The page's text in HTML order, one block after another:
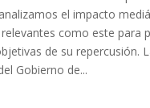
el impacto
como este para
de su repercusión.
Gobierno de...